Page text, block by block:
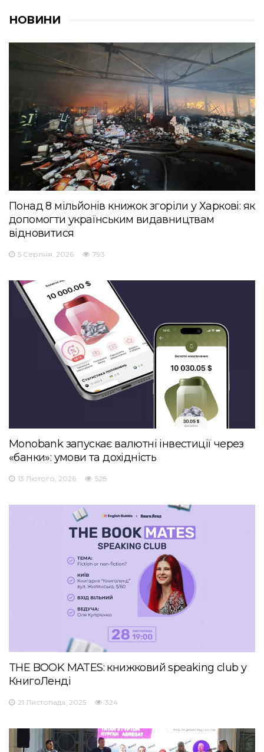
НОВИНИ
Понад 8 мільйонів книжок згоріли у Харкові: як
допомогти українським видавництвам
відновитися
5 Серпня, 2026 793
Monobank запускає валютні інвестиції через
«банки»: умови та дохідність
13 Лютого, 2026 528
THE BOOK MATES: книжковий speaking club у
КнигоЛенді
21 Листопада, 2025 324